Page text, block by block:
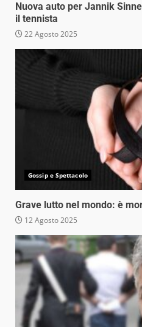
Nuova auto per Jannik
il tennista
22 Agosto 2025
Gossip e Spettacolo
Grave lutto nel mondo: è
12 Agosto 2025